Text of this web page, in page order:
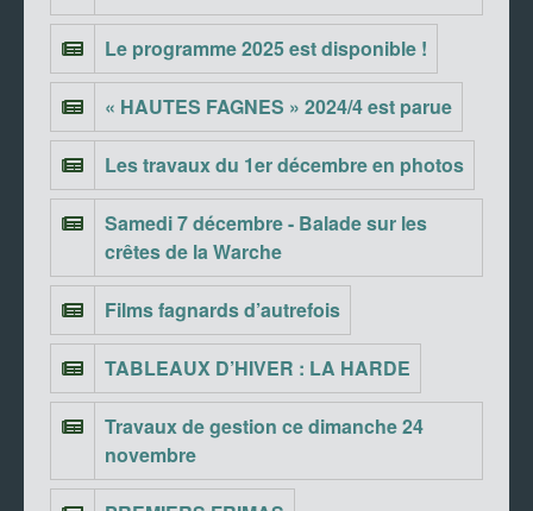
Le programme 2025 est disponible !
« HAUTES FAGNES » 2024/4 est parue
Les travaux du 1er décembre en photos
Samedi 7 décembre - Balade sur les
crêtes de la Warche
Films fagnards d’autrefois
TABLEAUX D’HIVER : LA HARDE
Travaux de gestion ce dimanche 24
novembre